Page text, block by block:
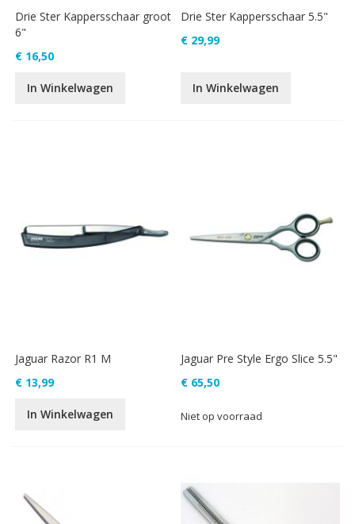
Drie Ster Kappersschaar groot
6"
€ 16,50
In Winkelwagen
Drie Ster Kappersschaar 5.5"
€ 29,99
In Winkelwagen
Jaguar Razor R1 M
€ 13,99
In Winkelwagen
Jaguar Pre Style Ergo Slice 5.5"
€ 65,50
Niet op voorraad